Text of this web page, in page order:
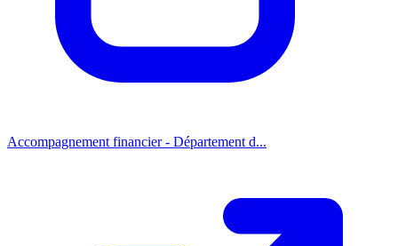
Accompagnement financier - Département d...